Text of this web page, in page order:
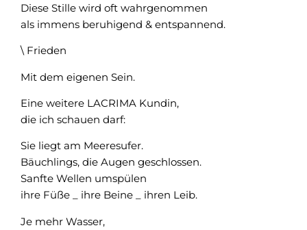
Diese Stille wird oft wahrgenommen
als immens beruhigend & entspannend.
\ Frieden
Mit dem eigenen Sein.
Eine weitere LACRIMA Kundin,
die ich schauen darf:
Sie liegt am Meeresufer.
Bäuchlings, die Augen geschlossen.
Sanfte Wellen umspülen
ihre Füße _ ihre Beine _ ihren Leib.
Je mehr Wasser,